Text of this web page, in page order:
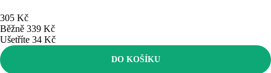
305 Kč
Běžně 339 Kč
Ušetříte 34 Kč
DO KOŠÍKU